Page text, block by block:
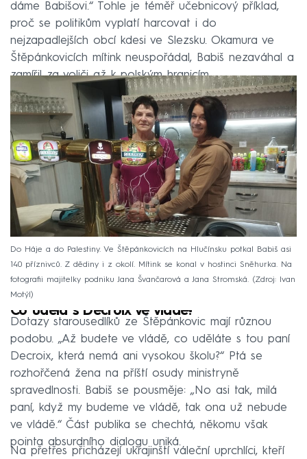
dáme Babišovi.“ Tohle je téměř učebnicový příklad,
proč se politikům vyplatí harcovat i do
nejzapadlejších obcí kdesi ve Slezsku. Okamura ve
Štěpánkovicích mítink neuspořádal, Babiš nezaváhal a
zamířil za voliči až k polským hranicím.
Do Háje a do Palestiny. Ve Štěpánkovicích na Hlučínsku potkal Babiš asi
140 příznivců. Z dědiny i z okolí. Mítink se konal v hostinci Sněhurka. Na
fotografii majitelky podniku Jana Švančarová a Jana Stromská.
Zdroj: Ivan
Motýl
Co udělá s Decroix ve vládě?
Dotazy starousedlíků ze Štěpánkovic mají různou
podobu. „Až budete ve vládě, co uděláte s tou paní
Decroix, která nemá ani vysokou školu?“ Ptá se
rozhořčená žena na příští osudy ministryně
spravedlnosti. Babiš se pousměje: „No asi tak, milá
paní, když my budeme ve vládě, tak ona už nebude
ve vládě.“ Část publika se chechtá, někomu však
pointa absurdního dialogu uniká.
Na přetřes přicházejí ukrajinští váleční uprchlíci, kteří